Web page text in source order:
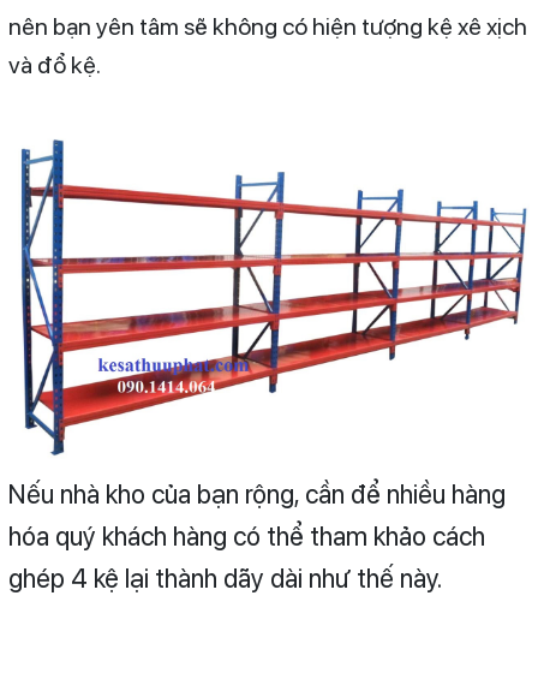
nên bạn yên tâm sẽ không có hiện tượng kệ xê xịch
và đổ kệ.
Nếu nhà kho của bạn rộng, cần để nhiều hàng
hóa quý khách hàng có thể tham khảo cách
ghép 4 kệ lại thành dãy dài như thế này.